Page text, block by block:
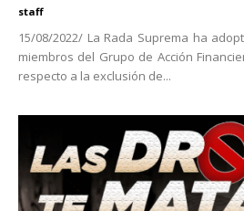
staff
15/08/2022/ La Rada Suprema ha
miembros del Grupo de Acción
respecto a la exclusión de...